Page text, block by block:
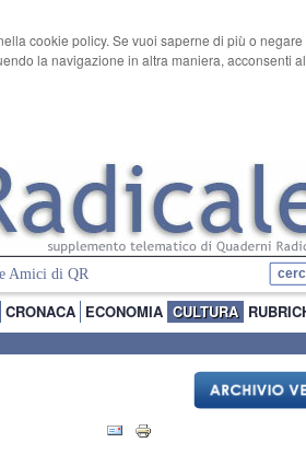
cookie policy. Se vuoi saperne di più o
la navigazione in altra maniera, acconsenti
Amici di QR
CRONACA ECONOMIA CULTURA